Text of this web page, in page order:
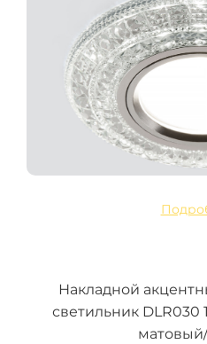
Накладной
светильник